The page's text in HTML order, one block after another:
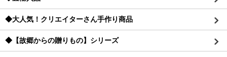
◆大人気！クリエイターさん手作り商品
◆【故郷からの贈りもの】シリーズ